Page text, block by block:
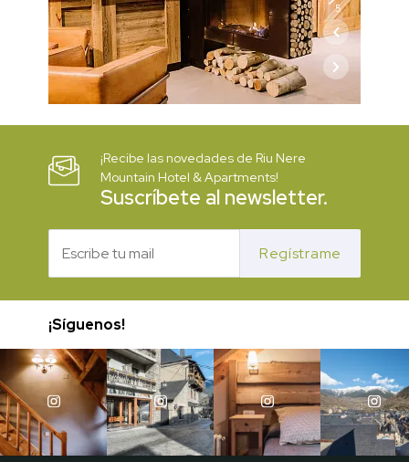
5
¡Recibe las novedades de Riu Nere
Mountain Hotel & Apartments!
Suscríbete al newsletter.
Regístrame
¡Síguenos!